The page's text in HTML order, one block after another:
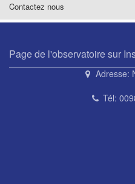
Contactez nous
Page de l'observatoire sur
Adresse:
Tél: